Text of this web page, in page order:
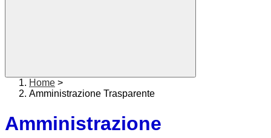
Home >
Amministrazione Trasparente
Amministrazione